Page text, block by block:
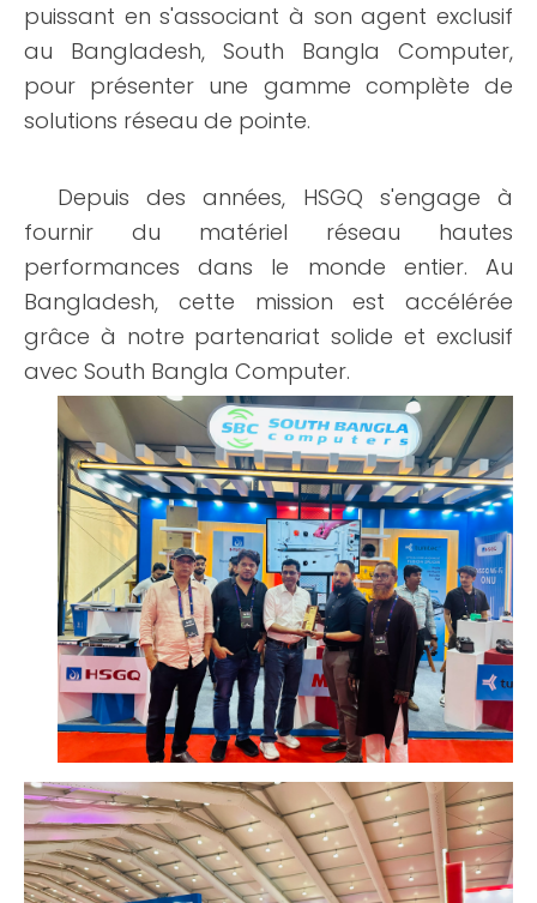
puissant en s'associant à son agent exclusif
au Bangladesh, South Bangla Computer,
pour présenter une gamme complète de
solutions réseau de pointe.
Depuis des années, HSGQ s'engage à
fournir du matériel réseau hautes
performances dans le monde entier. Au
Bangladesh, cette mission est accélérée
grâce à notre partenariat solide et exclusif
avec South Bangla Computer.